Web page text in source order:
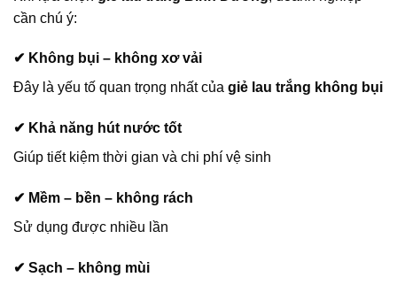
cần chú ý:
✔ Không bụi – không xơ vải
Đây là yếu tố quan trọng nhất của giẻ lau trắng không bụi
✔ Khả năng hút nước tốt
Giúp tiết kiệm thời gian và chi phí vệ sinh
✔ Mềm – bền – không rách
Sử dụng được nhiều lần
✔ Sạch – không mùi